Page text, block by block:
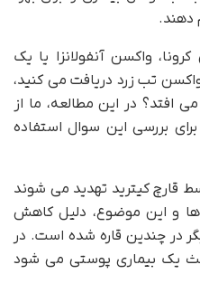
دهند.
واکسن آنفولانزا یا یک
تب زرد دریافت می کنید،
افتد؟ در این مطالعه، ما از
بررسی این سوال استفاده
قارچ کیترید تهدید می شوند
ها و این موضوع، دلیل کاهش
در چندین قاره شده است. در
یک بیماری پوستی می شود